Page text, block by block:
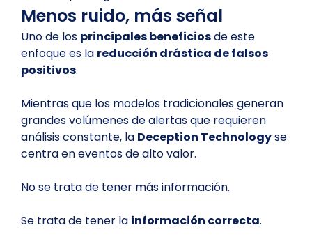
Menos ruido, más señal
Uno de los principales beneficiosde este
enfoque es la reducción drástica de falsos
positivos.
Mientras que los modelos tradicionales generan
grandes volúmenes de alertas que requieren
análisis constante, la Deception Technologyse
centra en eventos de alto valor.
No se trata de tener más información.
Se trata de tener la información correcta.